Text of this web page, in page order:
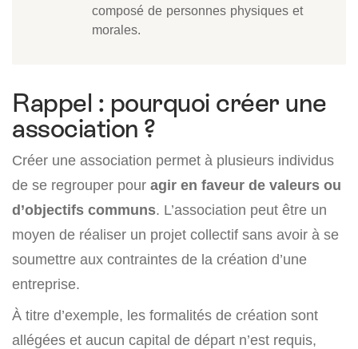
composé de personnes physiques et
morales.
Rappel : pourquoi créer une
association ?
Créer une association permet à plusieurs individus
de se regrouper pour agir en faveur de valeurs ou
d’objectifs communs. L’association peut être un
moyen de réaliser un projet collectif sans avoir à se
soumettre aux contraintes de la création d’une
entreprise.
À titre d’exemple, les formalités de création sont
allégées et aucun capital de départ n’est requis,